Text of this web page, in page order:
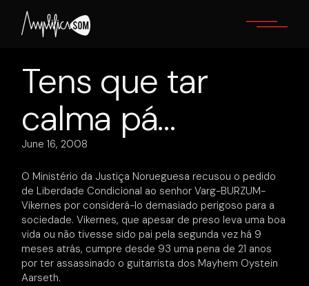
content
Tens que tar
calma pá…
June 16, 2008
O Ministério da Justiça Norueguesa recusou o pedido
de Liberdade Condicional ao senhor Varg-BURZUM-
Vikernes por considerá-lo demasiado perigoso para a
sociedade. Vikernes, que apesar de preso leva uma boa
vida ou não tivesse sido pai pela segunda vez há 9
meses atrás, cumpre desde 93 uma pena de 21 anos
por ter assassinado o guitarrista dos Mayhem Oystein
Aarseth.